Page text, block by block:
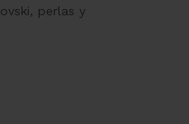
perlas y